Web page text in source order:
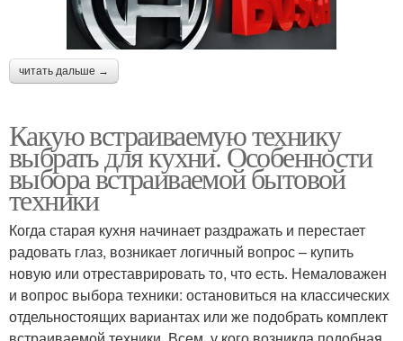
читать дальше →
Какую встраиваемую технику
выбрать для кухни. Особенности
выбора встраиваемой бытовой
техники
Когда старая кухня начинает раздражать и перестает
радовать глаз, возникает логичный вопрос – купить
новую или отреставрировать то, что есть. Немаловажен
и вопрос выбора техники: остановиться на классических
отдельностоящих вариантах или же подобрать комплект